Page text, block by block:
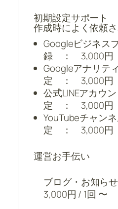
初期設定サポート
作成時によく依頼さ
Googleビジネス
録 ： 3,000円
Googleアナリテ
定 ： 3,000円
公式LINEアカウ
定 ： 3,000円
YouTubeチャン
定 ： 3,000円
運営お手伝い
ブログ・お知ら
3,000円 / 1回 〜